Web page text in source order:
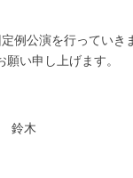
例公演を行っていき
い申し上げます。
鈴木